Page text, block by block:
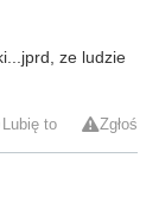
ze ludzie
Lubię to Zgłoś